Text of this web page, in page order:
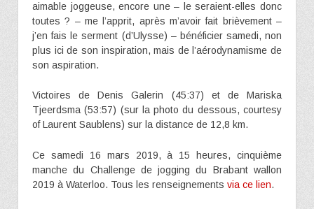
aimable joggeuse, encore une – le seraient-elles donc
toutes ? – me l’apprit, après m’avoir fait brièvement –
j’en fais le serment (d’Ulysse) – bénéficier samedi, non
plus ici de son inspiration, mais de l’aérodynamisme de
son aspiration.
Victoires de Denis Galerin (45:37) et de Mariska
Tjeerdsma (53:57) (sur la photo du dessous, courtesy
of Laurent Saublens) sur la distance de 12,8 km.
Ce samedi 16 mars 2019, à 15 heures, cinquième
manche du Challenge de jogging du Brabant wallon
2019 à Waterloo. Tous les renseignements via ce lien.